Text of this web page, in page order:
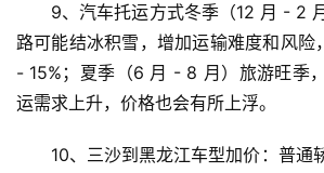
9、汽车托运方式冬季（12 月 - 2
路可能结冰积雪，增加运输难度和风险
- 15%；夏季（6 月 - 8 月）旅游旺季
运需求上升，价格也会有所上浮。
10、三沙到黑龙江车型加价：普通